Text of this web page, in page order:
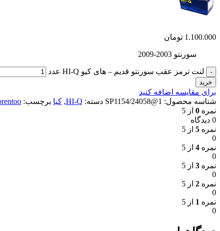
1.100.000 تومان
سورنتو 2003-2009
لنت ترمز عقب سورنتو قدیم – های کیو HI-Q عدد
خرید
برای مقایسه اضافه کنید
شناسه محصول: 1@24058/SP1154 دسته: HI-Q
, کیا برچسب:
نمره 0 از 5
0 دیدگاه
نمره 5 از 5
0
نمره 4 از 5
0
نمره 3 از 5
0
نمره 2 از 5
0
نمره 1 از 5
0